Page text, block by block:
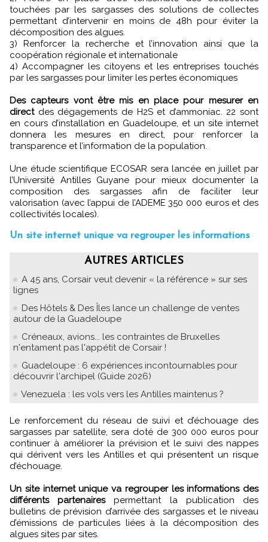
touchées par les sargasses des solutions de collectes
permettant d’intervenir en moins de 48h pour éviter la
décomposition des algues.
3) Renforcer la recherche et l’innovation ainsi que la
coopération régionale et internationale
4) Accompagner les citoyens et les entreprises touchés
par les sargasses pour limiter les pertes économiques
Des capteurs vont être mis en place pour mesurer en
direct des dégagements de H2S et d’ammoniac. 22 sont
en cours d’installation en Guadeloupe, et un site internet
donnera les mesures en direct, pour renforcer la
transparence et l’information de la population.
Une étude scientifique ECOSAR sera lancée en juillet par
l’Université Antilles Guyane pour mieux documenter la
composition des sargasses afin de faciliter leur
valorisation (avec l’appui de l’ADEME 350 000 euros et des
collectivités locales).
Un site internet unique va regrouper les informations
AUTRES ARTICLES
A 45 ans, Corsair veut devenir « la référence » sur ses
lignes
Des Hôtels & Des Îles lance un challenge de ventes
autour de la Guadeloupe
Créneaux, avions... les contraintes de Bruxelles
n'entament pas l'appétit de Corsair !
Guadeloupe : 6 expériences incontournables pour
découvrir l'archipel (Guide 2026)
Venezuela : les vols vers les Antilles maintenus ?
Le renforcement du réseau de suivi et d’échouage des
sargasses par satellite, sera doté de 300 000 euros pour
continuer à améliorer la prévision et le suivi des nappes
qui dérivent vers les Antilles et qui présentent un risque
d’échouage.
Un site internet unique va regrouper les informations des
différents partenairespermettant la publication des
bulletins de prévision d’arrivée des sargasses et le niveau
d’émissions de particules liées à la décomposition des
algues sites par sites.